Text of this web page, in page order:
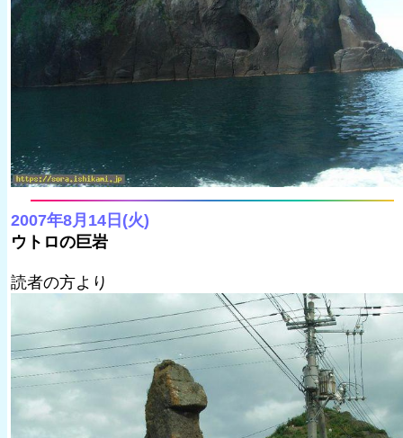
2007年8月14日(火)
ウトロの巨岩
読者の方より